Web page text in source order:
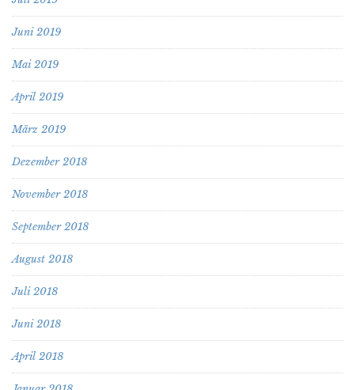
Juni 2019
Mai 2019
April 2019
März 2019
Dezember 2018
November 2018
September 2018
August 2018
Juli 2018
Juni 2018
April 2018